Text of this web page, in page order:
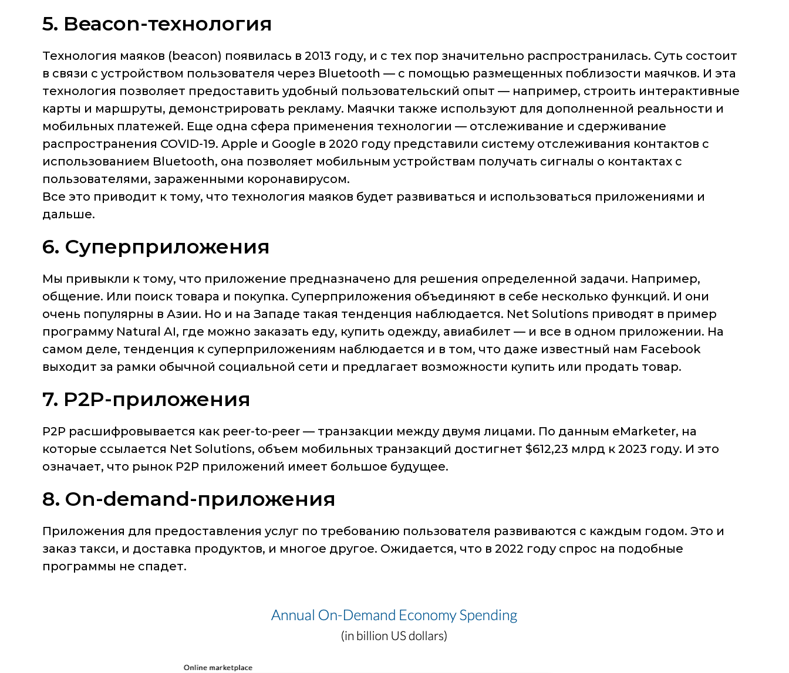
5. Beacon-технология
Технология маяков (beacon) появилась в 2013 году, и с тех пор значительно распространилась. Суть состоит
в связи с устройством пользователя через Bluetooth — с помощью размещенных поблизости маячков. И эта
технология позволяет предоставить удобный пользовательский опыт — например, строить интерактивные
карты и маршруты, демонстрировать рекламу. Маячки также используют для дополненной реальности и
мобильных платежей. Еще одна сфера применения технологии — отслеживание и сдерживание
распространения COVID-19. Apple и Google в 2020 году представили систему отслеживания контактов с
использованием Bluetooth, она позволяет мобильным устройствам получать сигналы о контактах с
пользователями, зараженными коронавирусом.
Все это приводит к тому, что технология маяков будет развиваться и использоваться приложениями и
дальше.
6. Суперприложения
Мы привыкли к тому, что приложение предназначено для решения определенной задачи. Например,
общение. Или поиск товара и покупка. Суперприложения объединяют в себе несколько функций. И они
очень популярны в Азии. Но и на Западе такая тенденция наблюдается. Net Solutions приводят в пример
программу Natural AI, где можно заказать еду, купить одежду, авиабилет — и все в одном приложении. На
самом деле, тенденция к суперприложениям наблюдается и в том, что даже известный нам Facebook
выходит за рамки обычной социальной сети и предлагает возможности купить или продать товар.
7. P2P-приложения
P2P расшифровывается как peer-to-peer — транзакции между двумя лицами. По данным eMarketer, на
которые ссылается Net Solutions, объем мобильных транзакций достигнет $612,23 млрд к 2023 году. И это
означает, что рынок P2P приложений имеет большое будущее.
8. On-demand-приложения
Приложения для предоставления услуг по требованию пользователя развиваются с каждым годом. Это и
заказ такси, и доставка продуктов, и многое другое. Ожидается, что в 2022 году спрос на подобные
программы не спадет.